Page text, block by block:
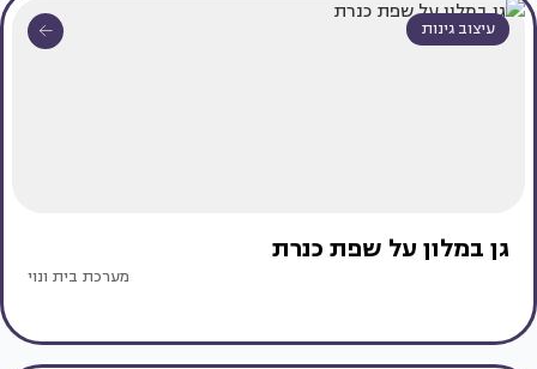
עיצוב גינות
גן במלון על שפת כנרת
מערכת בית ונוי